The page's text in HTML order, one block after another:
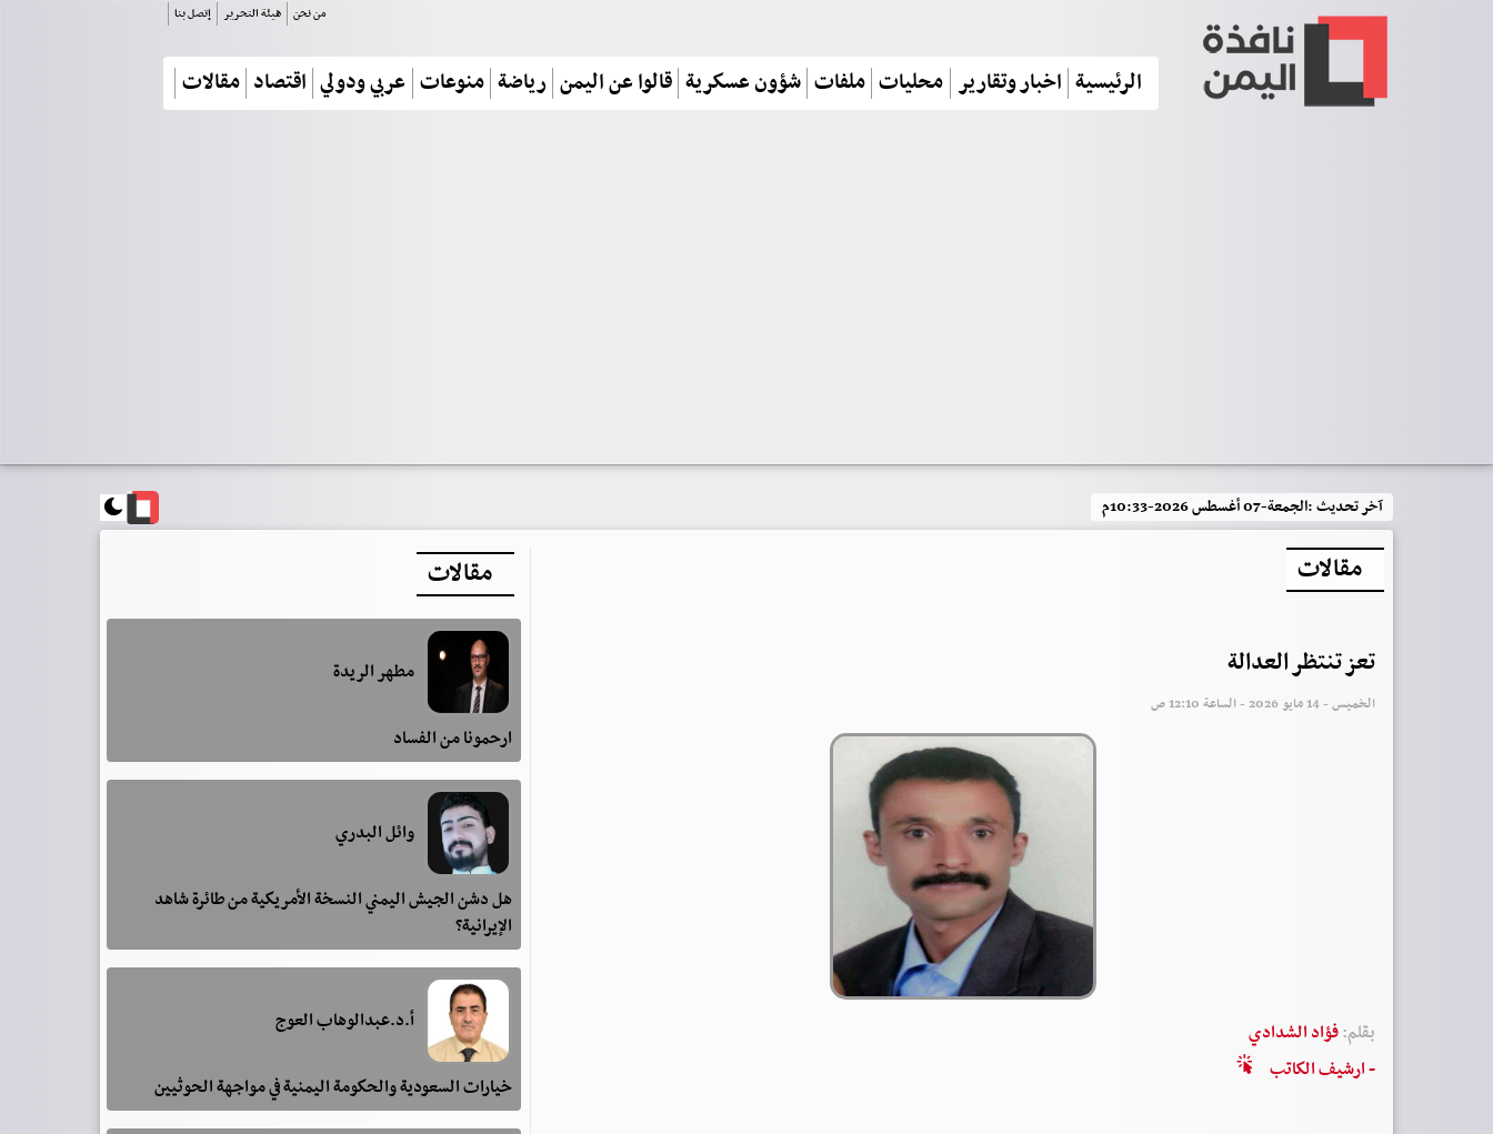
من نحن هيئة التحرير إتصل بنا
الرئيسية اخبار وتقارير محليات ملفات شؤون عسكرية قالوا عن اليمن رياضة منوعات عربي ودولي اقتصاد مقالات
آخر تحديث :الجمعة-07 أغسطس 2026-10:33م
مقالات
تعز تنتظر العدالة
الخميس - 14 مايو 2026 - الساعة 12:10 ص
بقلم:فؤاد الشدادي
- ارشيف الكاتب
مقالات
مطهر الريدة
ارحمونا من الفساد
وائل البدري
هل دشن الجيش اليمني النسخة الأمريكية من طائرة شاهد
الإيرانية؟
أ.د.عبدالوهاب العوج
خيارات السعودية والحكومة اليمنية في مواجهة الحوثيين